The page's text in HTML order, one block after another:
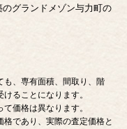
グランドメゾン与力町の
も、専有面積、間取り、階
ることになります。
価格は異なります。
であり、実際の査定価格と